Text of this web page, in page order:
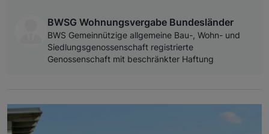
BWSG Wohnungsvergabe Bundesländer
BWS Gemeinnützige allgemeine Bau-, Wohn- und
Siedlungsgenossenschaft registrierte
Genossenschaft mit beschränkter Haftung